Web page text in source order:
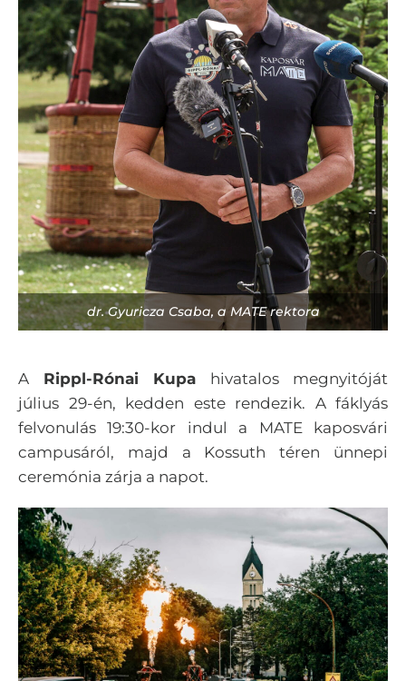
dr. Gyuricza Csaba, a MATE rektora
A Rippl-Rónai Kupa hivatalos megnyitóját
július 29-én, kedden este rendezik. A fáklyás
felvonulás 19:30-kor indul a MATE kaposvári
campusáról, majd a Kossuth téren ünnepi
ceremónia zárja a napot.